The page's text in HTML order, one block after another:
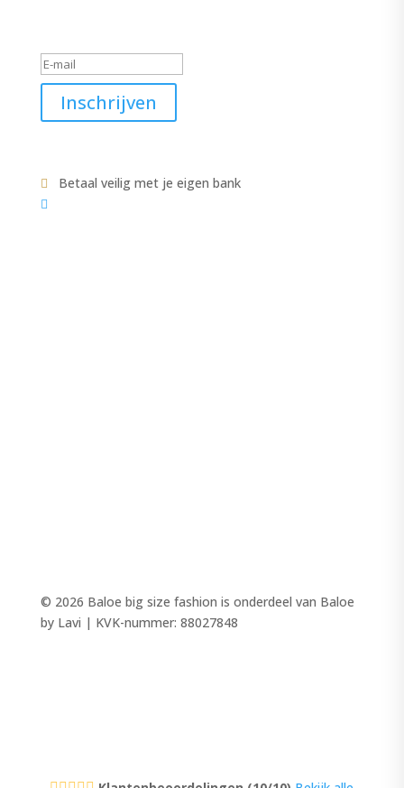
Inschrijven

Betaal veilig met je eigen bank

© 2026 Baloe big size fashion is onderdeel van Baloe
by Lavi | KVK-nummer: 88027848